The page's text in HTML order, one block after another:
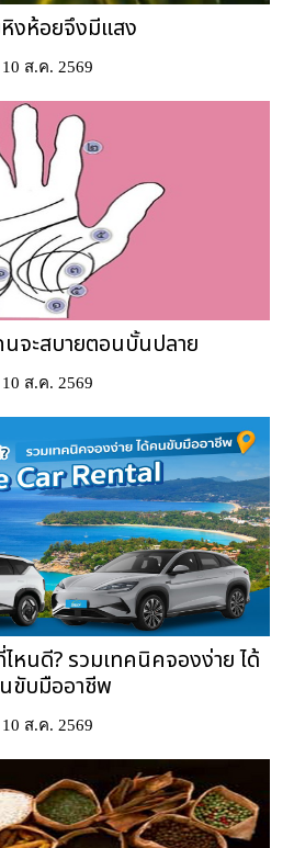
หิงห้อยจึงมีแสง
10 ส.ค. 2569
จะสบายตอนบั้นปลาย
10 ส.ค. 2569
หนดี? รวมเทคนิคจองง่าย ได้
ขับมืออาชีพ
10 ส.ค. 2569